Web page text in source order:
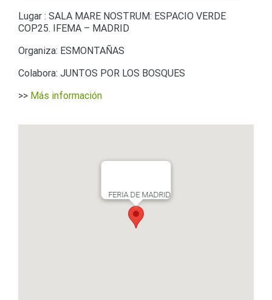
Lugar : SALA MARE NOSTRUM: ESPACIO VERDE
COP25. IFEMA – MADRID
Organiza: ESMONTAÑAS
Colabora: JUNTOS POR LOS BOSQUES
>> Más información
FERIA DE MADRID